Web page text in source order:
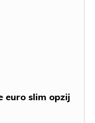
euro slim opzij